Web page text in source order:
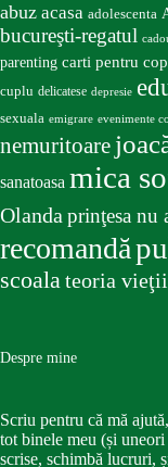
abuz acasa adolescenta
bucureşti-regatul
parenting carti pentru
cuplu delicatese depresie
sexuala emigrare evenimente
nemuritoare
sanatoasa mica
Olandaprinţesa nu
recomandă
scoalateoria vieţii
Despre mine
Scriu pentru că mă
tot binele meu (și
scrise, schimbă lucruri,